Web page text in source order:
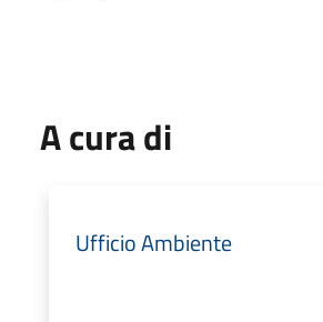
A cura di
Ufficio Ambiente